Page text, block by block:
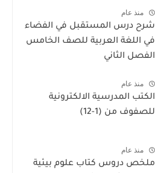
منذ عام
شرح درس المستقبل في الفضاء
في اللغة العربية للصف الخامس
الفصل الثاني
منذ عام
الكتب المدرسية الالكترونية
للصفوف من (1-12)
منذ عام
ملخص دروس كتاب علوم بيئية